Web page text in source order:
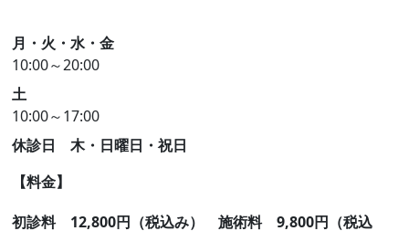
月・火・水・金
10:00～20:00
土
10:00～17:00
休診日 木・日曜日・祝日
【料金】
初診料 12,800円（税込み）施術料 9,800円（税込